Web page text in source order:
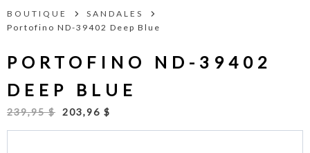
BOUTIQUE
SANDALES
Portofino ND-39402 Deep Blue
PORTOFINO ND-39402
DEEP BLUE
239,95 $ 203,96 $